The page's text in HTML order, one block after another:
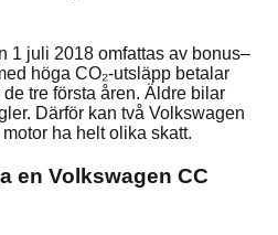
1 juli 2018 omfattas av bonus–
höga CO₂-utsläpp betalar
tre första åren. Äldre bilar
Därför kan två Volkswagen
ha helt olika skatt.
en Volkswagen CC